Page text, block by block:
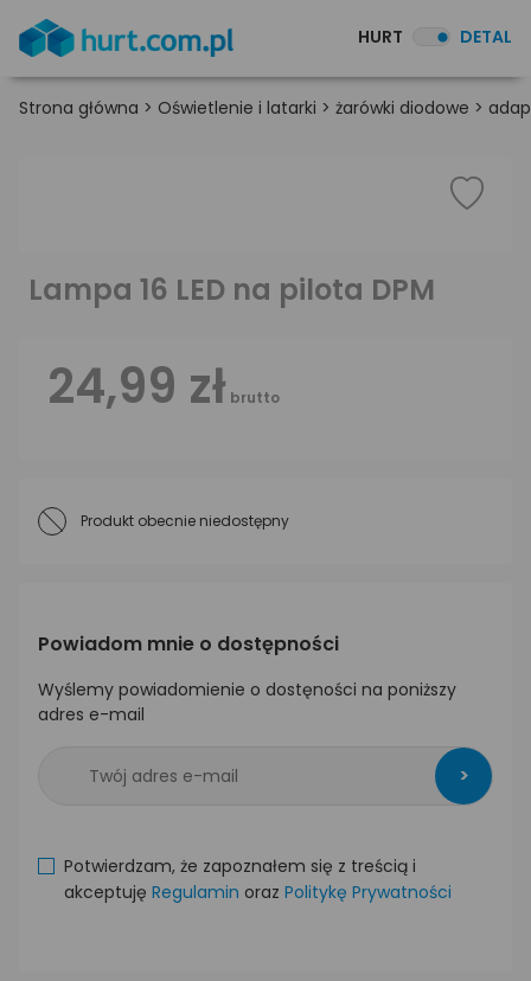
HURT DETAL
Strona główna > Oświetlenie i latarki > żarówki diodowe >
Lampa 16 LED na pilota DPM
24,99 zł brutto
Produkt obecnie niedostępny
Powiadom mnie o dostępności
Wyślemy powiadomienie o dostęności na poniższy
adres e-mail
>
Potwierdzam, że zapoznałem się z treścią i
akceptuję Regulamin oraz Politykę Prywatności